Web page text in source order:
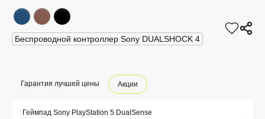
Беспроводной контроллер Sony DUALSHOCK 4
Гарантия лучшей цены Акции
Геймпад Sony PlayStation 5 DualSense